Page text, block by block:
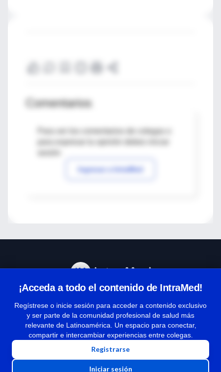
Comentarios
Para ver los comentarios de colegas o
Ingresar a IntraMed
¡Acceda a todo el contenido de IntraMed!
Regístrese o inicie sesión para acceder a contenido exclusivo
y ser parte de la comunidad profesional de salud más
relevante de Latinoamérica. Un espacio para conectar,
compartir e intercambiar experiencias entre colegas.
Registrarse
Iniciar sesión
Términos y condiciones
| Políticas de privacidad
| Todos los derechos reservados | Copyright 1997-2026